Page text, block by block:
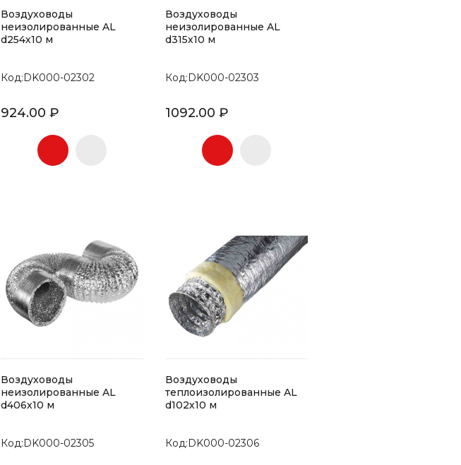
Воздуховоды
неизолированные AL
d254х10 м
Код:DK000-02302
924.00 ₽
Воздуховоды
неизолированные AL
d315х10 м
Код:DK000-02303
1092.00 ₽
Воздуховоды
неизолированные AL
d406х10 м
Код:DK000-02305
Воздуховоды
теплоизолированные AL
d102х10 м
Код:DK000-02306